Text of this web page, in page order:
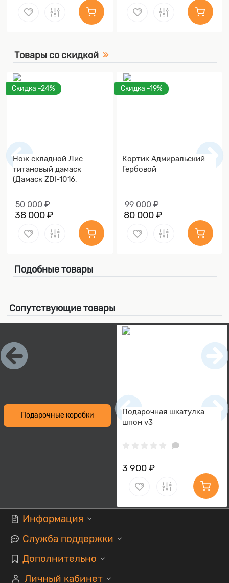
Товары со скидкой
Скидка -24%
Нож складной Лис
титановый дамаск
(Дамаск ZDI-1016,
50 000 ₽
38 000 ₽
Скидка -19%
Кортик Адмиральский
Гербовой
99 000 ₽
80 000 ₽
Подобные товары
Сопутствующие товары
Подарочные коробки
Подарочная шкатулка
шпон v3
3 900 ₽
Информация
Служба поддержки
Дополнительно
Личный кабинет